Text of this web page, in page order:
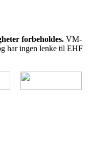
forbeholdes. VM-
har ingen lenke til EHF